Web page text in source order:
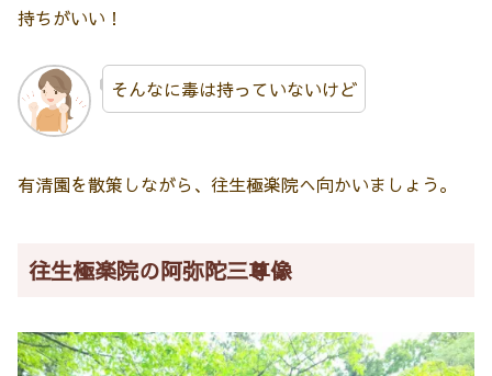
持ちがいい！
そんなに毒は持っていないけど
有清園を散策しながら、往生極楽院へ向かいましょう。
往生極楽院の阿弥陀三尊像